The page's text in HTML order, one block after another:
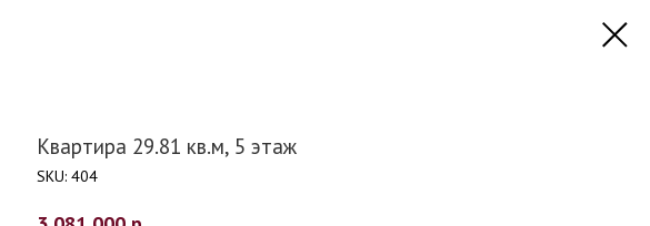
Квартира 29.81 кв.м, 5 этаж
SKU: 404